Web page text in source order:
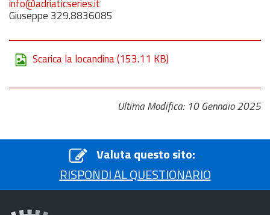
info@adriaticseries.it
Giuseppe 329.8836085
Scarica la locandina(153.11 KB)
Ultima Modifica: 10 Gennaio 2025
Valuta questo sito:
RISPONDI AL QUESTIONARIO